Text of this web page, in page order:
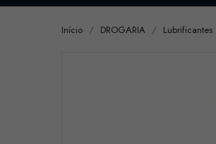
Início DROGARIA Lubrificantes